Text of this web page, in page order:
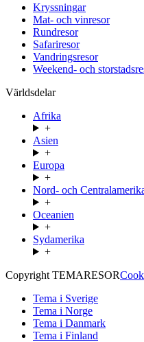
Kryssningar
Mat- och vinresor
Rundresor
Safariresor
Vandringsresor
Weekend- och
Världsdelar
Afrika
+
Asien
+
Europa
+
Nord- och
+
Oceanien
+
Sydamerika
+
Copyright TEMARESOR
Tema i Sverige
Tema i Norge
Tema i Danmark
Tema i Finland